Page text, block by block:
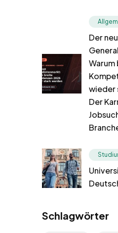
Der
wieder
Der
Schlagwörter